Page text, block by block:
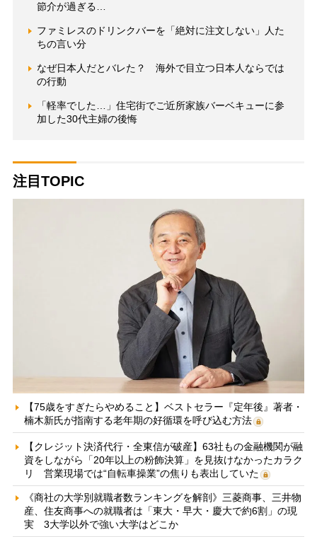
節介が過ぎる…
ファミレスのドリンクバーを「絶対に注文しない」人た
ちの言い分
なぜ日本人だとバレた？ 海外で目立つ日本人ならでは
の行動
「軽率でした…」住宅街でご近所家族バーベキューに参
加した30代主婦の後悔
注目TOPIC
【75歳をすぎたらやめること】ベストセラー『定年後』著者・
楠木新氏が指南する老年期の好循環を呼び込む方法
【クレジット決済代行・全東信が破産】63社もの金融機関が融
資をしながら「20年以上の粉飾決算」を見抜けなかったカラク
リ 営業現場では“自転車操業”の焦りも表出していた
《商社の大学別就職者数ランキングを解剖》三菱商事、三井物
産、住友商事への就職者は「東大・早大・慶大で約6割」の現
実 3大学以外で強い大学はどこか